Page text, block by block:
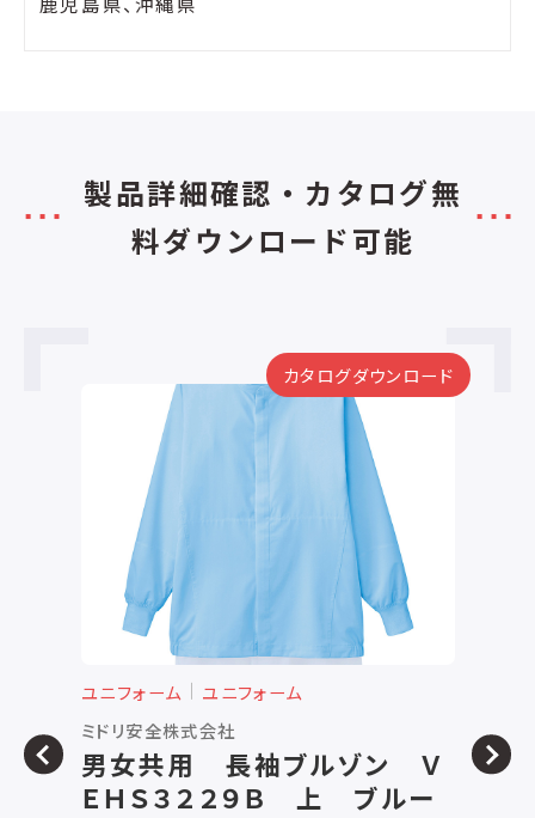
製品詳細確認・カタログ無
料ダウンロード可能
カタログダウンロード
ユニフォーム
ユニフォーム
ミドリ安全株式会社
男女共用 長袖ブルゾン Ｖ
ＥＨＳ３２２９Ｂ 上 ブルー